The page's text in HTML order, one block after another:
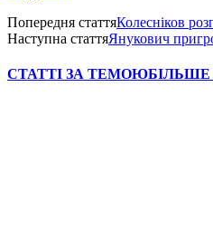
Попередня статтяКолесніков
Наступна статтяЯнукович
СТАТТІ ЗА ТЕМОЮБІЛЬШЕ